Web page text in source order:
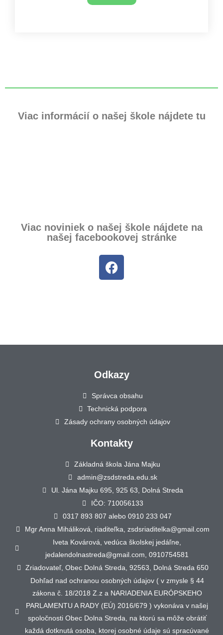
Viac informácií o našej škole nájdete tu
Viac noviniek o našej škole nájdete na
našej facebookovej stránke
Odkazy
Správca obsahu
Technická podpora
Zásady ochrany osobných údajov
Kontakty
Základná škola Jána Majku
admin@zsdstreda.edu.sk
Ul. Jána Majku 695, 925 63, Dolná Streda
IČO: 710056133
0317 893 807 alebo 0910 233 047
Mgr Anna Miháliková, riaditeľka, zsdsriaditelka@gmail.com
Iveta Kovárová, vedúca školskej jedáľne,
jedalendolnastreda@gmail.com, 0910754581
Zriadovateľ, Obec Dolná Streda, 92563, Dolná Streda 650
Dohľad nad ochranou osobných údajov ( v zmysle § 44
zákona č. 18/2018 Z.z a NARIADENIA EURÓPSKEHO
PARLAMENTU A RADY (EÚ) 2016/679 ) vykonáva v našej
spoločnosti Obec Dolna Streda, na ktorú sa môže obrátiť
každá dotknutá osoba, ktorej osobné údaje sú spracúvané